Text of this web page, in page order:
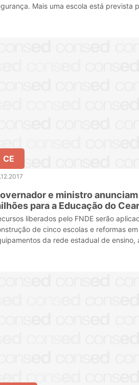
Mais uma escola está prevista
CE
e ministro anunciam
para a Educação do
liberados pelo FNDE serão
de cinco escolas e reformas em
da rede estadual de ensino,